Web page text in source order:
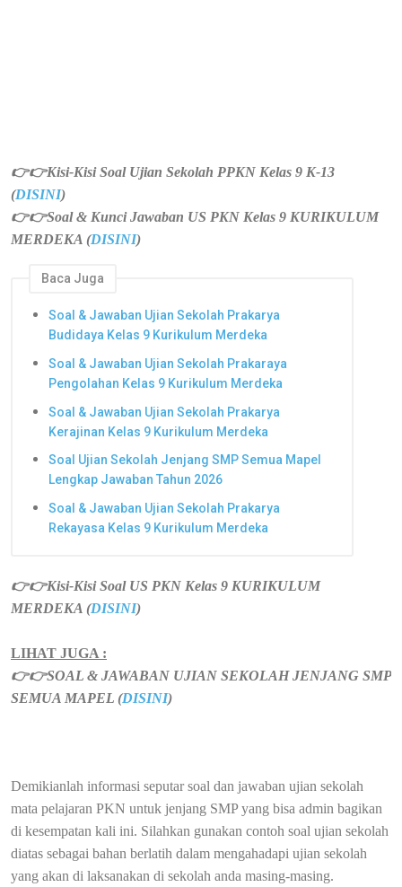
👉👉Kisi-Kisi Soal Ujian Sekolah PPKN Kelas 9 K-13
(DISINI)
👉👉Soal & Kunci Jawaban US PKN Kelas 9 KURIKULUM
MERDEKA (DISINI)
Baca Juga
Soal & Jawaban Ujian Sekolah Prakarya
Budidaya Kelas 9 Kurikulum Merdeka
Soal & Jawaban Ujian Sekolah Prakaraya
Pengolahan Kelas 9 Kurikulum Merdeka
Soal & Jawaban Ujian Sekolah Prakarya
Kerajinan Kelas 9 Kurikulum Merdeka
Soal Ujian Sekolah Jenjang SMP Semua Mapel
Lengkap Jawaban Tahun 2026
Soal & Jawaban Ujian Sekolah Prakarya
Rekayasa Kelas 9 Kurikulum Merdeka
👉👉Kisi-Kisi Soal US PKN Kelas 9 KURIKULUM
MERDEKA (DISINI)
LIHAT JUGA :
👉👉SOAL & JAWABAN UJIAN SEKOLAH JENJANG SMP
SEMUA MAPEL (DISINI)
Demikianlah informasi seputar soal dan jawaban ujian sekolah
mata pelajaran PKN untuk jenjang SMP yang bisa admin bagikan
di kesempatan kali ini. Silahkan gunakan contoh soal ujian sekolah
diatas sebagai bahan berlatih dalam mengahadapi ujian sekolah
yang akan di laksanakan di sekolah anda masing-masing.